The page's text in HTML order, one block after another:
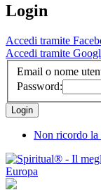
Login
Accedi tramite
Accedi tramite
Email o nome
Password:
Non ricordo la